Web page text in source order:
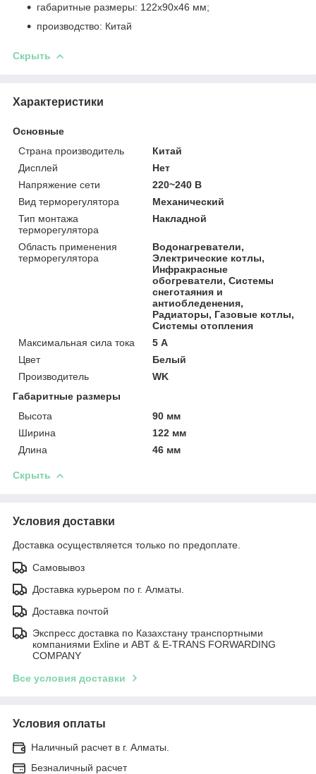
габаритные размеры: 122x90x46 мм;
производство: Китай
Скрыть
Характеристики
Основные
Страна производитель
Китай
Дисплей
Нет
Напряжение сети
220~240 В
Вид терморегулятора
Механический
Тип монтажа
терморегулятора
Накладной
Область применения
терморегулятора
Водонагреватели,
Электрические котлы,
Инфракрасные
обогреватели, Системы
снеготаяния и
антиобледенения,
Радиаторы, Газовые котлы,
Системы отопления
Максимальная сила тока
5 А
Цвет
Белый
Производитель
WK
Габаритные размеры
Высота
90 мм
Ширина
122 мм
Длина
46 мм
Скрыть
Условия доставки
Доставка осуществляется только по предоплате.
Самовывоз
Доставка курьером по г. Алматы.
Доставка почтой
Экспресс доставка по Казахстану транспортными
компаниями Exline и ABT & E-TRANS FORWARDING
COMPANY
Все условия доставки
Условия оплаты
Наличный расчет в г. Алматы.
Безналичный расчет